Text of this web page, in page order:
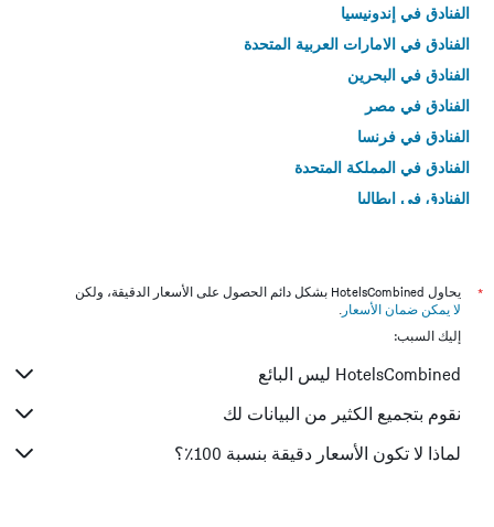
الفنادق في إندونيسيا
الفنادق في الامارات العربية المتحدة
الفنادق في البحرين
الفنادق في مصر
الفنادق في فرنسا
الفنادق في المملكة المتحدة
الفنادق في إيطاليا
*
يحاول HotelsCombined بشكل دائم الحصول على الأسعار الدقيقة، ولكن
لا يمكن ضمان الأسعار .
إليك السبب:
HotelsCombined ليس البائع
نقوم بتجميع الكثير من البيانات لك
لماذا لا تكون الأسعار دقيقة بنسبة 100٪؟